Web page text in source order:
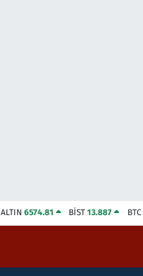
ALTIN 6574.81 BİST13.887 BTC